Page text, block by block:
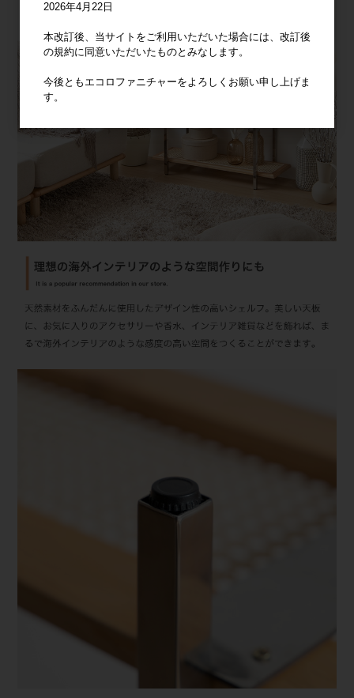
2026年4月22日
本改訂後、当サイトをご利用いただいた場合には、改訂後
の規約に同意いただいたものとみなします。
今後ともエコロファニチャーをよろしくお願い申し上げま
す。